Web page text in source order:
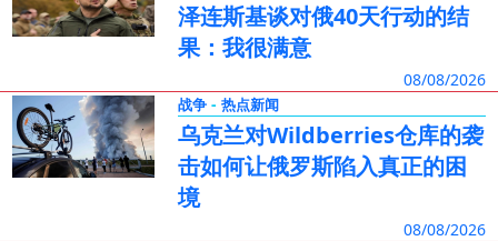
泽连斯基谈对俄40天行动的结
果：我很满意
08/08/2026
战争- 热点新闻
乌克兰对Wildberries仓库的袭
击如何让俄罗斯陷入真正的困
境
08/08/2026